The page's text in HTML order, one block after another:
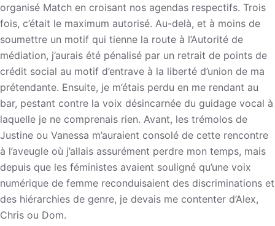
organisé Match en croisant nos agendas respectifs. Trois
fois, c’était le maximum autorisé. Au-delà, et à moins de
soumettre un motif qui tienne la route à l’Autorité de
médiation, j’aurais été pénalisé par un retrait de points de
crédit social au motif d’entrave à la liberté d’union de ma
prétendante. Ensuite, je m’étais perdu en me rendant au
bar, pestant contre la voix désincarnée du guidage vocal à
laquelle je ne comprenais rien. Avant, les trémolos de
Justine ou Vanessa m’auraient consolé de cette rencontre
à l’aveugle où j’allais assurément perdre mon temps, mais
depuis que les féministes avaient souligné qu’une voix
numérique de femme reconduisaient des discriminations et
des hiérarchies de genre, je devais me contenter d’Alex,
Chris ou Dom.